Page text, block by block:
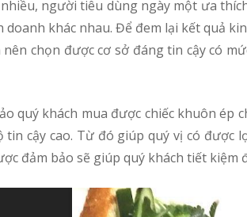
khác nhau. Để đem lại kết quả
chọn được cơ sở đáng tin cậy có
cậy cao. Từ đó giúp quý vị có được
đảm bảo sẽ giúp quý khách tiết